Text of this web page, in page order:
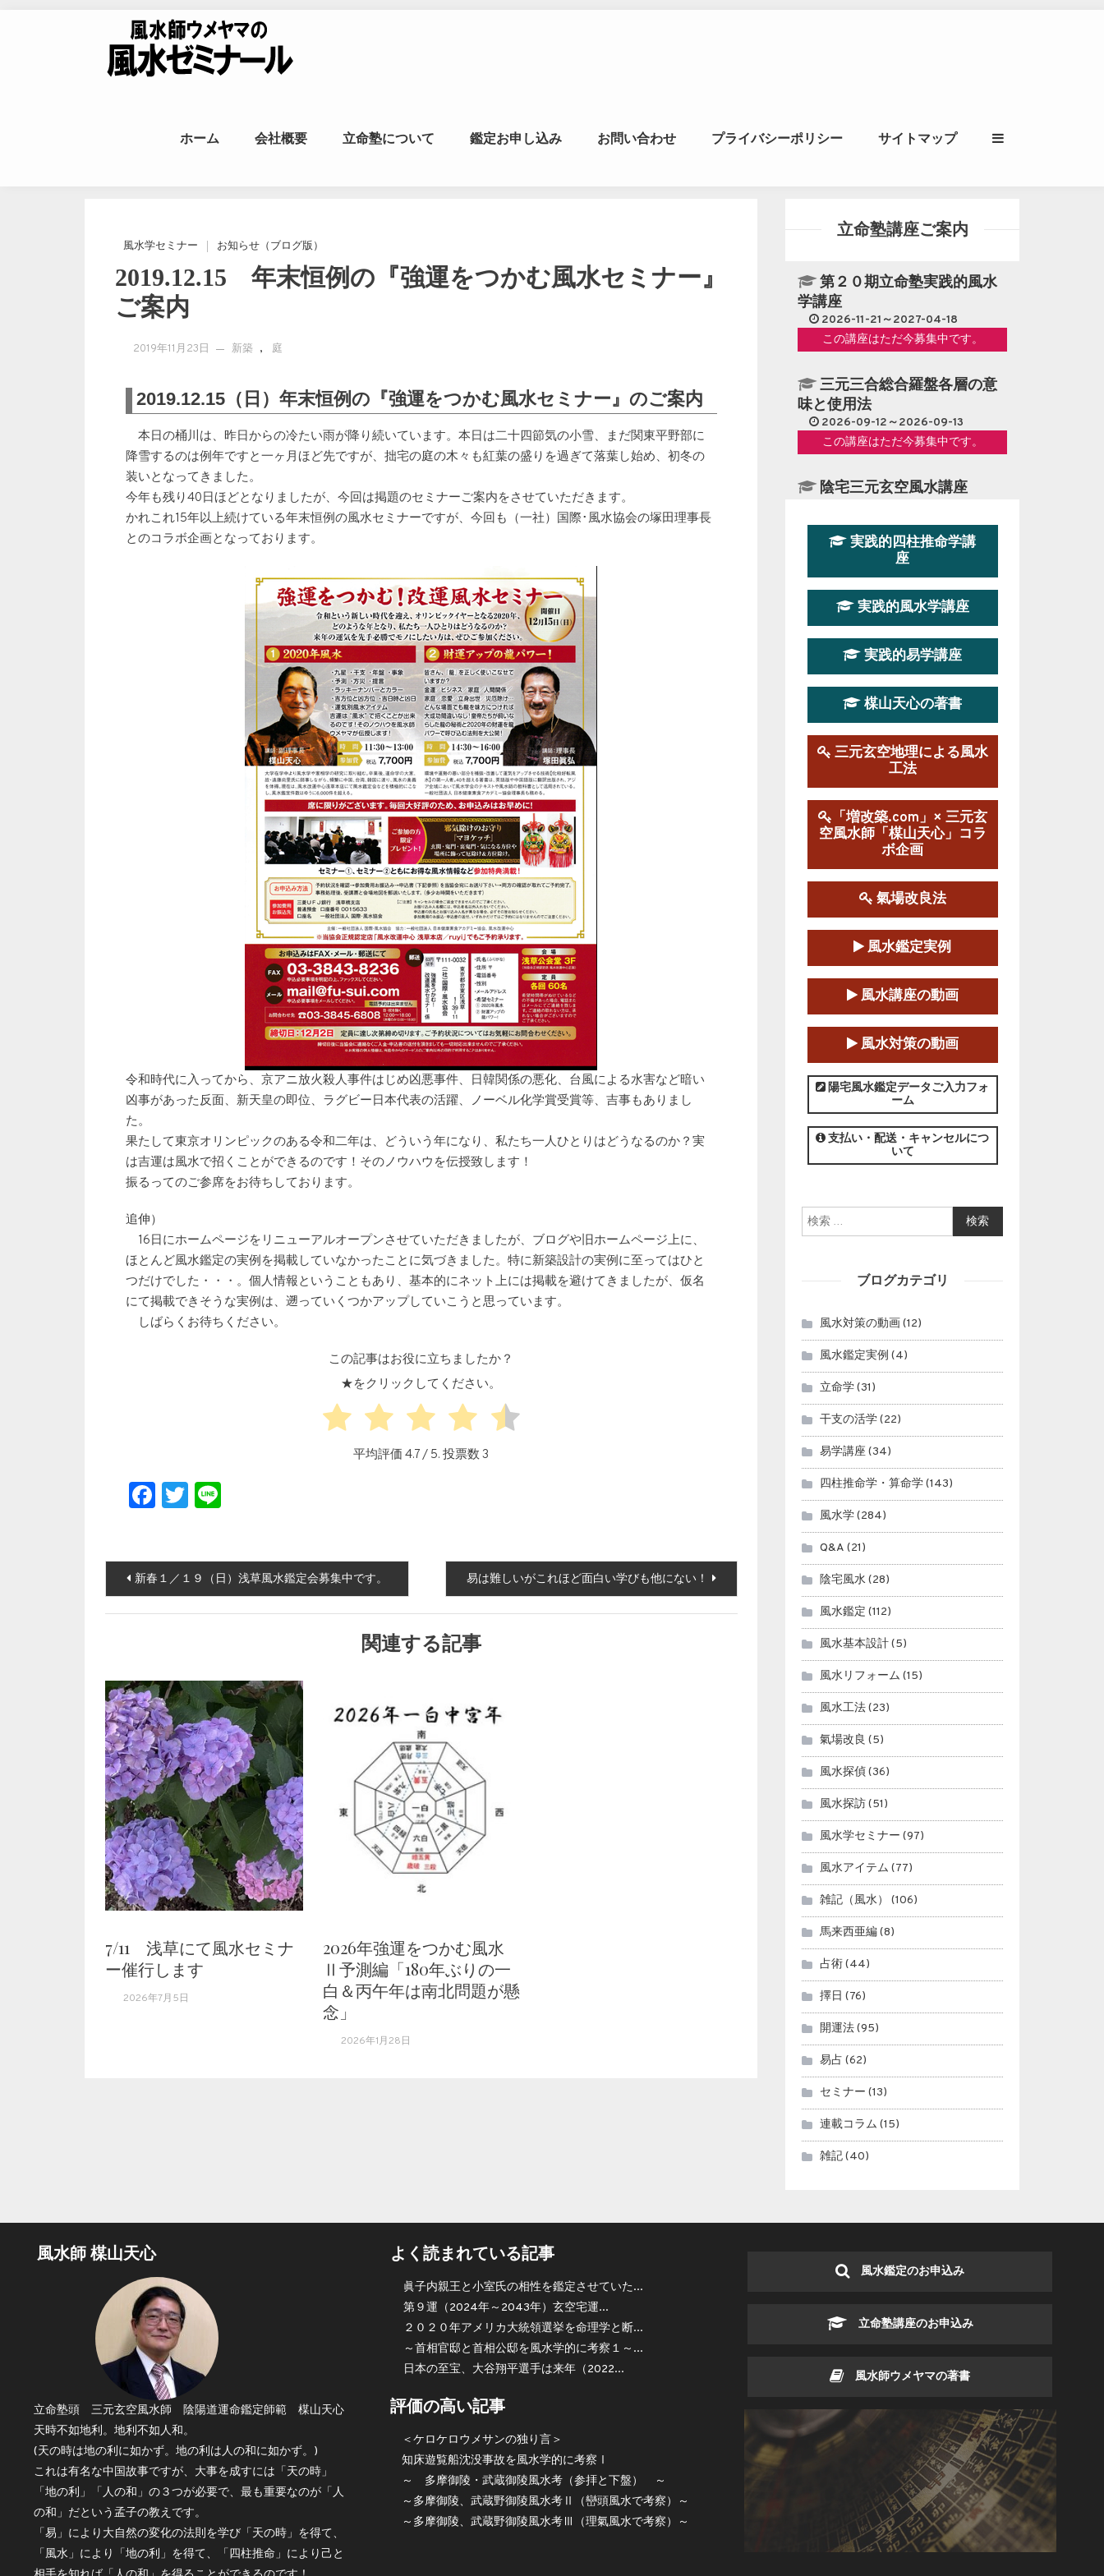
風水師ウメヤマの風水ゼミナール｜風水学・四柱推
ホーム 会社概要 立命塾について 鑑定お申し込み お問い合わせ プライバシーポリシー サイトマップ
風水学セミナー お知らせ（ブログ版）
2019.12.15 年末恒例の『強運をつかむ風水セミナー』
ご案内
2019年11月23日 新築 , 庭
2019.12.15（日）年末恒例の『強運をつかむ風水セミナー』のご案内
本日の桶川は、昨日からの冷たい雨が降り続いています。本日は二十四節気の小雪、まだ関東平野部に
降雪するのは例年ですと一ヶ月ほど先ですが、拙宅の庭の木々も紅葉の盛りを過ぎて落葉し始め、初冬の
装いとなってきました。
今年も残り40日ほどとなりましたが、今回は掲題のセミナーご案内をさせていただきます。
かれこれ15年以上続けている年末恒例の風水セミナーですが、今回も（一社）国際･風水協会の塚田理事長
とのコラボ企画となっております。
令和時代に入ってから、京アニ放火殺人事件はじめ凶悪事件、日韓関係の悪化、台風による水害など暗い
凶事があった反面、新天皇の即位、ラグビー日本代表の活躍、ノーベル化学賞受賞等、吉事もありまし
た。
果たして東京オリンピックのある令和二年は、どういう年になり、私たち一人ひとりはどうなるのか？実
は吉運は風水で招くことができるのです！そのノウハウを伝授致します！
振るってのご参席をお待ちしております。
追伸）
16日にホームページをリニューアルオープンさせていただきましたが、ブログや旧ホームページ上に、
ほとんど風水鑑定の実例を掲載していなかったことに気づきました。特に新築設計の実例に至ってはひと
つだけでした・・・。個人情報ということもあり、基本的にネット上には掲載を避けてきましたが、仮名
にて掲載できそうな実例は、遡っていくつかアップしていこうと思っています。
しばらくお待ちください。
この記事はお役に立ちましたか？
★をクリックしてください。
平均評価4.7/ 5. 投票数3
Facebook
Twitter
Line
投稿ナビゲーション
新春１／１９（日）浅草風水鑑定会募集中です。 易は難しいがこれほど面白い学びも他にない！
関連する記事
7/11 浅草にて風水セミナ
ー催行します
2026年7月5日
2026年強運をつかむ風水
Ⅱ予測編「180年ぶりの一
白＆丙午年は南北問題が懸
念」
2026年1月28日
立命塾講座ご案内
第２０期立命塾実践的風水
学講座
2026-11-21～2027-04-18
この講座はただ今募集中です。
三元三合総合羅盤各層の意
味と使用法
2026-09-12～2026-09-13
この講座はただ今募集中です。
陰宅三元玄空風水講座
この講座はただ今募集中です。
学講座』
2026-08-22～2026-10-25
この講座はただ今募集中です。
第19期立命塾実践的四柱推
命学講座
2026-03-20～2026-07-19
第１９期立命塾実践的風水
学講座
2025-09-13～2026-03-01
この講座の募集は終了しました。
陰宅三元玄空風水講座
2025-06-07～2025-06-08
この講座の募集は終了しました。
第１８期立命塾『実践的易
学講座』
2025-06-21～2025-08-24
この講座の募集は終了しました。
第１８期立命塾「実践的四
柱立命学（四柱推命学）講座」
2025-01-11～2025-05-11
実践的四柱推命学講
座
実践的風水学講座
実践的易学講座
楳山天心の著書
三元玄空地理による風水
工法
「増改築.com」× 三元玄
空風水師「楳山天心」コラ
ボ企画
氣場改良法
風水鑑定実例
風水講座の動画
風水対策の動画
陽宅風水鑑定データご入力フォ
ーム
支払い・配送・キャンセルにつ
いて
検索:
ブログカテゴリ
風水対策の動画 (12)
風水鑑定実例 (4)
立命学(31)
干支の活学(22)
易学講座(34)
四柱推命学・算命学(143)
風水学(284)
Q&A (21)
陰宅風水(28)
風水鑑定 (112)
風水基本設計(5)
風水リフォーム (15)
風水工法(23)
氣場改良 (5)
風水探偵(36)
風水探訪(51)
風水学セミナー (97)
風水アイテム (77)
雑記（風水） (106)
馬来西亜編(8)
占術(44)
擇日 (76)
開運法(95)
易占 (62)
セミナー (13)
連載コラム (15)
雑記(40)
風水師 楳山天心
立命塾頭 三元玄空風水師 陰陽道運命鑑定師範 楳山天心
天時不如地利。地利不如人和。
(天の時は地の利に如かず。地の利は人の和に如かず。)
これは有名な中国故事ですが、大事を成すには「天の時」
「地の利」「人の和」の３つが必要で、最も重要なのが「人
の和」だという孟子の教えです。
「易」により大自然の変化の法則を学び「天の時」を得て、
「風水」により「地の利」を得て、「四柱推命」により己と
よく読まれている記事
眞子内親王と小室氏の相性を鑑定させていた...
第９運（2024年～2043年）玄空宅運...
２０２０年アメリカ大統領選挙を命理学と断...
～首相官邸と首相公邸を風水学的に考察１～...
日本の至宝、大谷翔平選手は来年（2022...
評価の高い記事
＜ケロケロウメサンの独り言＞
知床遊覧船沈没事故を風水学的に考察Ⅰ
～ 多摩御陵・武蔵御陵風水考（参拝と下盤） ～
～多摩御陵、武蔵野御陵風水考Ⅱ（巒頭風水で考察）～
～多摩御陵、武蔵野御陵風水考Ⅲ（理氣風水で考察）～
風水鑑定のお申込み
立命塾講座のお申込み
風水師ウメヤマの著書